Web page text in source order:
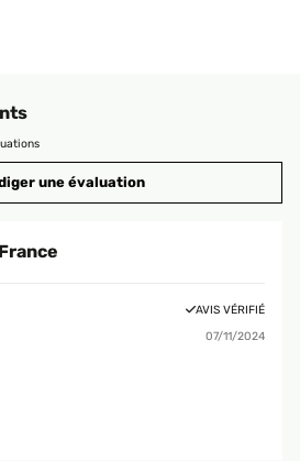
une évaluation
AVIS VÉRIFIÉ
07/11/2024